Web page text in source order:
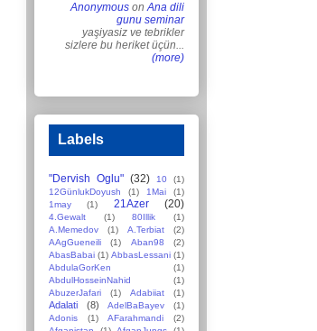
Anonymous onAna dili
gunu seminar
yaşiyasiz ve tebrikler
sizlere bu heriket üçün...
(more)
Labels
"Dervish Oglu" (32) 10
(1)
12GünlukDoyush
(1) 1Mai
(1)
1may
(1) 21Azer (20)
4.Gewalt (1) 80Illik
(1)
A.Memedov
(1) A.Terbiat
(2)
AAgGueneili
(1) Aban98
(2)
AbasBabai (1) AbbasLessani (1)
AbdulaGorKen
(1)
AbdulHosseinNahid
(1)
AbuzerJafari
(1) Adabiiat (1)
Adalati (8) AdelBaBayev
(1)
Adonis
(1) AFarahmandi
(2)